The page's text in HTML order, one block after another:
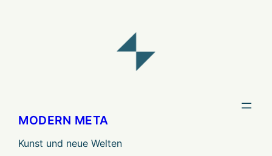
MODERN META
Kunst und neue Welten